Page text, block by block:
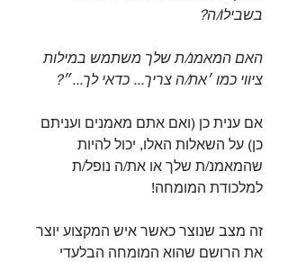
בשבילו/ה?⁣
האם המאמנ/ת שלך משתמש במילות
ציווי כמו ׳את/ה צריך... כדאי לך...״?⁣
אם ענית כן (ואם אתם מאמנים ועניתם
כן) על השאלות האלו, יכול להיות
שהמאמנ/ת שלך או את/ה נופל/ת
למלכודת המומחה!⁣
זה מצב שנוצר כאשר איש המקצוע יוצר
את הרושם שהוא המומחה הבלעדי